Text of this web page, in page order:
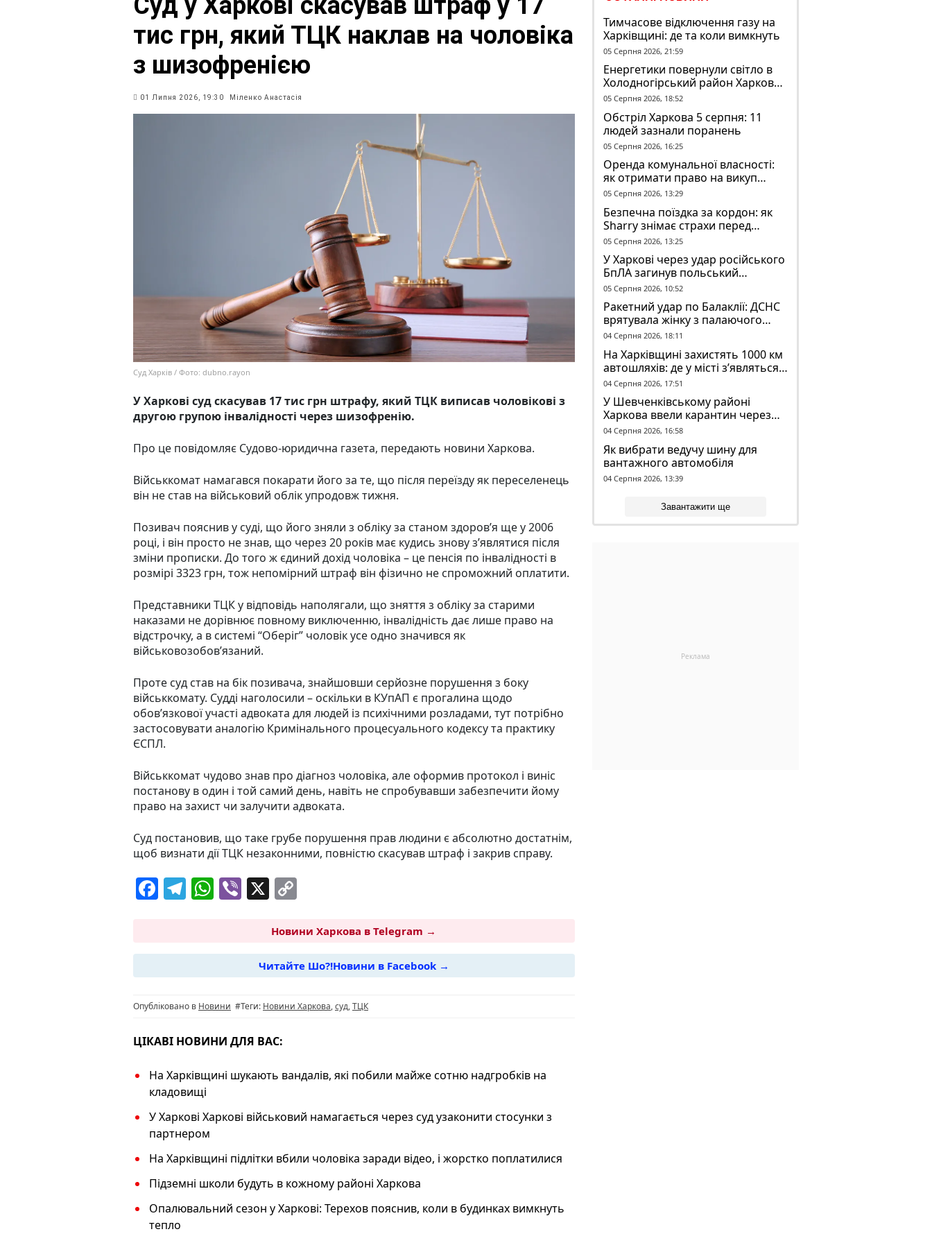
тис грн, який ТЦК наклав на чоловіка
з шизофренією
01 Липня 2026, 19:30 Міленко Анастасія
Суд Харків / Фото: dubno.rayon
У Харкові суд скасував 17 тис грн штрафу, який ТЦК виписав чоловікові з
другою групою інвалідності через шизофренію.
Про це повідомляє Судово-юридична газета, передають новини Харкова.
Військкомат намагався покарати його за те, що після переїзду як переселенець
він не став на військовий облік упродовж тижня.
Позивач пояснив у суді, що його зняли з обліку за станом здоров’я ще у 2006
році, і він просто не знав, що через 20 років має кудись знову з’являтися після
зміни прописки. До того ж єдиний дохід чоловіка – це пенсія по інвалідності в
розмірі 3323 грн, тож непомірний штраф він фізично не спроможний оплатити.
Представники ТЦК у відповідь наполягали, що зняття з обліку за старими
наказами не дорівнює повному виключенню, інвалідність дає лише право на
відстрочку, а в системі “Оберіг” чоловік усе одно значився як
військовозобов’язаний.
Проте суд став на бік позивача, знайшовши серйозне порушення з боку
військкомату. Судді наголосили – оскільки в КУпАП є прогалина щодо
обов’язкової участі адвоката для людей із психічними розладами, тут потрібно
застосовувати аналогію Кримінального процесуального кодексу та практику
ЄСПЛ.
Військкомат чудово знав про діагноз чоловіка, але оформив протокол і виніс
постанову в один і той самий день, навіть не спробувавши забезпечити йому
право на захист чи залучити адвоката.
Суд постановив, що таке грубе порушення прав людини є абсолютно достатнім,
щоб визнати дії ТЦК незаконними, повністю скасував штраф і закрив справу.
F
e
b
o
k
T
g
ra
m
W
s
A
p
Vi X
p
y
Li
n
k
Новини Харкова в Telegram →
Читайте Шо?!Новини в Facebook →
Опубліковано в Новини #Теги: Новини Харкова,суд,ТЦК
ЦІКАВІ НОВИНИ ДЛЯ ВАС:
На Харківщині шукають вандалів, які побили майже сотню надгробків на
кладовищі
У Харкові Харкові військовий намагається через суд узаконити стосунки з
партнером
На Харківщині підлітки вбили чоловіка заради відео, і жорстко поплатилися
Підземні школи будуть в кожному районі Харкова
Опалювальний сезон у Харкові: Терехов пояснив, коли в будинках вимкнуть
тепло
Тимчасове відключення газу на
Харківщині: де та коли вимкнуть
05 Серпня 2026, 21:59
Енергетики повернули світло в
Холодногірський район Харкова
після ворожого обстрілу
05 Серпня 2026, 18:52
Обстріл Харкова 5 серпня: 11
людей зазнали поранень
05 Серпня 2026, 16:25
Оренда комунальної власності:
як отримати право на викуп
об’єкта
05 Серпня 2026, 13:29
Безпечна поїздка за кордон: як
Sharry знімає страхи перед
довгою дорогою
05 Серпня 2026, 13:25
У Харкові через удар російського
БпЛА загинув польський
волонтер Марек Русек-
Вольський
05 Серпня 2026, 10:52
Ракетний удар по Балаклії: ДСНС
врятувала жінку з палаючого
будинку
04 Серпня 2026, 18:11
На Харківщині захистять 1000 км
автошляхів: де у місті з’являться
антидронові сітки
04 Серпня 2026, 17:51
У Шевченківському районі
Харкова ввели карантин через
скаженого кажана
04 Серпня 2026, 16:58
Як вибрати ведучу шину для
вантажного автомобіля
04 Серпня 2026, 13:39
Завантажити ще